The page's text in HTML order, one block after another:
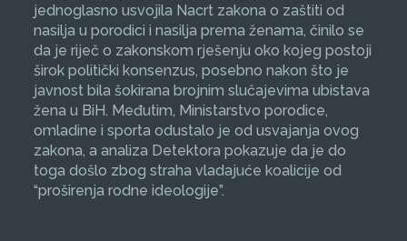
jednoglasno usvojila Nacrt zakona o zaštiti od
nasilja u porodici i nasilja prema ženama, činilo se
da je riječ o zakonskom rješenju oko kojeg postoji
širok politički konsenzus, posebno nakon što je
javnost bila šokirana brojnim slučajevima ubistava
žena u BiH. Međutim, Ministarstvo porodice,
omladine i sporta odustalo je od usvajanja ovog
zakona, a analiza Detektora pokazuje da je do
toga došlo zbog straha vladajuće koalicije od
“proširenja rodne ideologije”.